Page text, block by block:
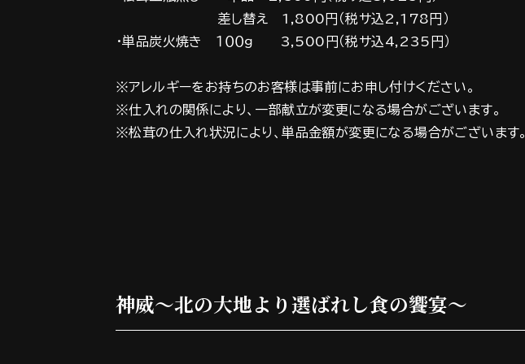
差し替え 1,800円（税サ込2,178円）
・単品炭火焼き １００ｇ 3,500円（税サ込4,235円）
※アレルギーをお持ちのお客様は事前にお申し付けください。
※仕入れの関係により、一部献立が変更になる場合がございます。
※松茸の仕入れ状況により、単品金額が変更になる場合がございます。
神威～北の大地より選ばれし食の饗宴～